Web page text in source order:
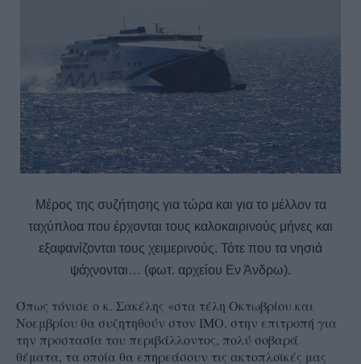
Μέρος της συζήτησης για τώρα και για το μέλλον τα
ταχύπλοα που έρχονται τους καλοκαιρινούς μήνες και
εξαφανίζονται τους χειμερινούς. Τότε που τα νησιά
ψάχνονται… (φωτ. αρχείου Εν Άνδρω).
Όπως τόνισε ο κ. Σακέλης «στα τέλη Οκτωβρίου και
Νοεμβρίου θα συζητηθούν στον ΙΜΟ, στην επιτροπή για
την προστασία του περιβάλλοντος, πολύ σοβαρά
θέματα, τα οποία θα επηρεάσουν τις ακτοπλοϊκές μας